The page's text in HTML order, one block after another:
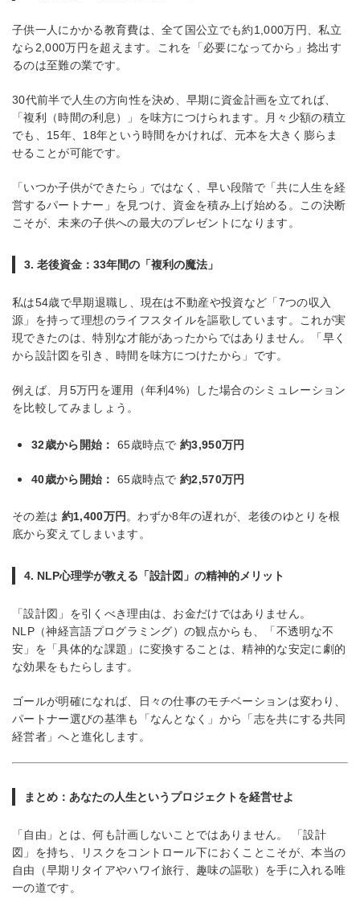
子供一人にかかる教育費は、全て国公立でも約1,000万円、私立
なら2,000万円を超えます。これを「必要になってから」捻出す
るのは至難の業です。
30代前半で人生の方向性を決め、早期に資金計画を立てれば、
「複利（時間の利息）」を味方につけられます。月々少額の積立
でも、15年、18年という時間をかければ、元本を大きく膨らま
せることが可能です。
「いつか子供ができたら」ではなく、早い段階で「共に人生を経
営するパートナー」を見つけ、資金を積み上げ始める。この決断
こそが、未来の子供への最大のプレゼントになります。
3. 老後資金：33年間の「複利の魔法」
私は54歳で早期退職し、現在は不動産や投資など「7つの収入
源」を持って理想のライフスタイルを謳歌しています。これが実
現できたのは、特別な才能があったからではありません。「早く
から設計図を引き、時間を味方につけたから」です。
例えば、月5万円を運用（年利4%）した場合のシミュレーション
を比較してみましょう。
32歳から開始： 65歳時点で約3,950万円
40歳から開始： 65歳時点で約2,570万円
その差は 約1,400万円 。わずか8年の遅れが、老後のゆとりを根
底から変えてしまいます。
4. NLP心理学が教える「設計図」の精神的メリット
「設計図」を引くべき理由は、お金だけではありません。
NLP（神経言語プログラミング）の観点からも、「不透明な不
安」を「具体的な課題」に変換することは、精神的な安定に劇的
な効果をもたらします。
ゴールが明確になれば、日々の仕事のモチベーションは変わり、
パートナー選びの基準も「なんとなく」から「志を共にする共同
経営者」へと進化します。
まとめ：あなたの人生というプロジェクトを経営せよ
「自由」とは、何も計画しないことではありません。 「設計
図」を持ち、リスクをコントロール下におくことこそが、本当の
自由（早期リタイアやハワイ旅行、趣味の謳歌）を手に入れる唯
一の道です。